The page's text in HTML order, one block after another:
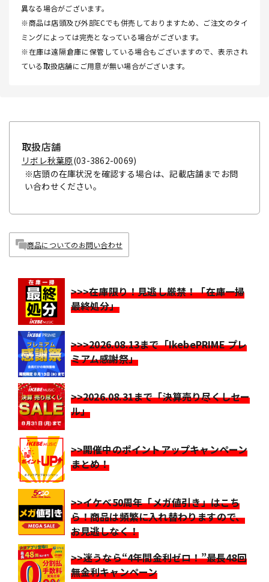
異なる場合がございます。
※商品は店頭及び外部ECでも併売しておりますため、ご注文のタイ
ミングによっては完売となっている場合がございます。
※在庫は遠隔倉庫に保管している場合もございますので、表示され
ている取扱店舗にご用意が無い場合がございます。
取扱店舗
リボレ秋葉原(03-3862-0069)
※店頭の在庫状況を確認する場合は、記載店舗までお問
い合わせください。
商品についてのお問い合わせ
>>>在庫限り！見逃し厳禁！「在庫一掃
最終処分」
>>>2026.08.13まで「IkebePRIME プレ
ミアム感謝祭」
>>2026.08.31まで「決算売り尽くしセー
ル」
>>開催中のポイントアップキャンペーン
まとめ！
>>イケベ50周年「メガ値引き」はこち
ら！商品は頻繁に入れ替わりますので、
お見逃しなく！
>>迷うなら“4年間金利ゼロ！”最長48回
無金利キャンペーン